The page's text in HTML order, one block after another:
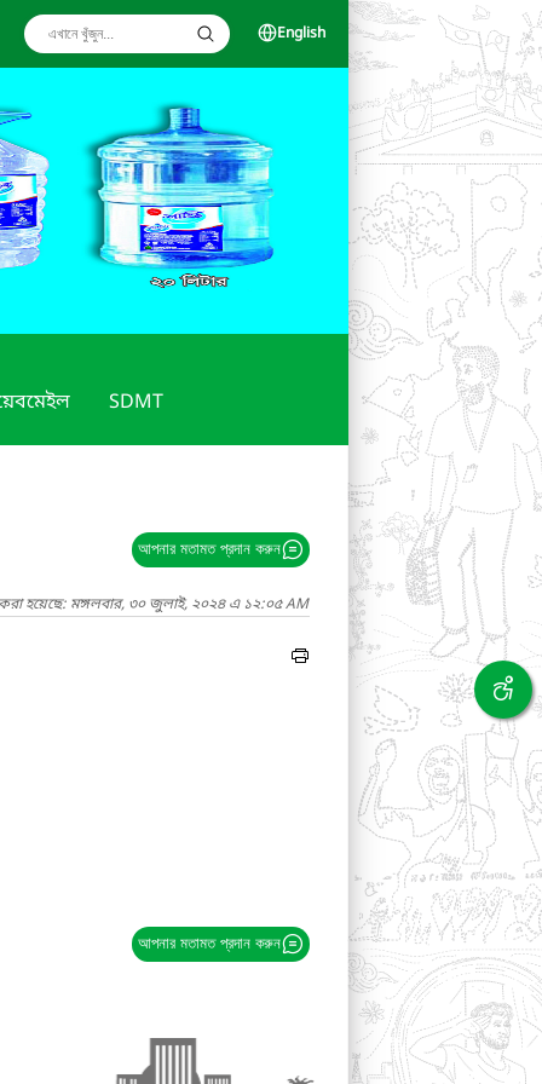
English
SDMT
আপনার মতামত প্রদান করুন
করা হয়েছে: মঙ্গলবার, ৩০ জুলাই, ২০২৪ এ ১২:০৫ AM
আপনার মতামত প্রদান করুন